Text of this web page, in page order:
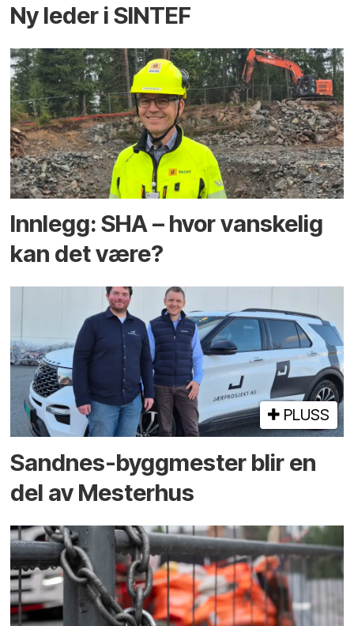
Ny leder i SINTEF
Innlegg: SHA – hvor vanskelig
kan det være?
PLUSS
Sandnes-byggmester blir en
del av Mesterhus